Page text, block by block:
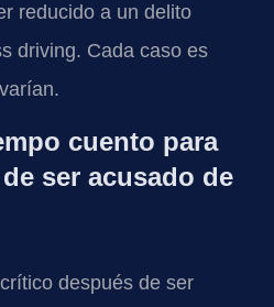
reducido a un delito
driving. Cada caso es
cuento para
ser acusado de
después de ser